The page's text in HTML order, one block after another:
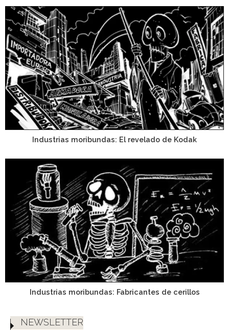
Industrias moribundas: El revelado de Kodak
Industrias moribundas: Fabricantes de cerillos
NEWSLETTER